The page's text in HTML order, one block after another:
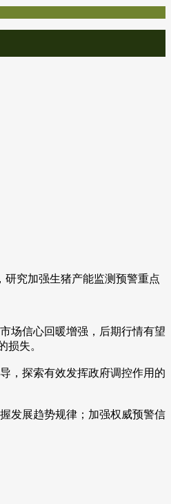
究加强生猪产能监测预警重点
场信心回暖增强，后期行情有望
损失。
，探索有效发挥政府调控作用的
发展趋势规律；加强权威预警信